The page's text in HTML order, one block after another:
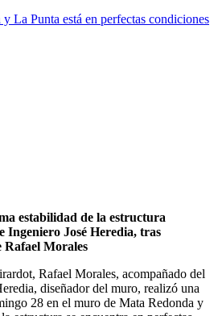
estabilidad de la estructura
Ingeniero José Heredia, tras
Rafael Morales
Rafael Morales, acompañado del
diseñador del muro, realizó una
28 en el muro de Mata Redonda y